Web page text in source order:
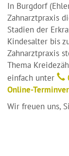
In Burgdorf
Zahnarztpraxis
Stadien der
Kindesalter bis
Zahnarztpraxis
Thema
einfach unter
Online-
Wir freuen uns,